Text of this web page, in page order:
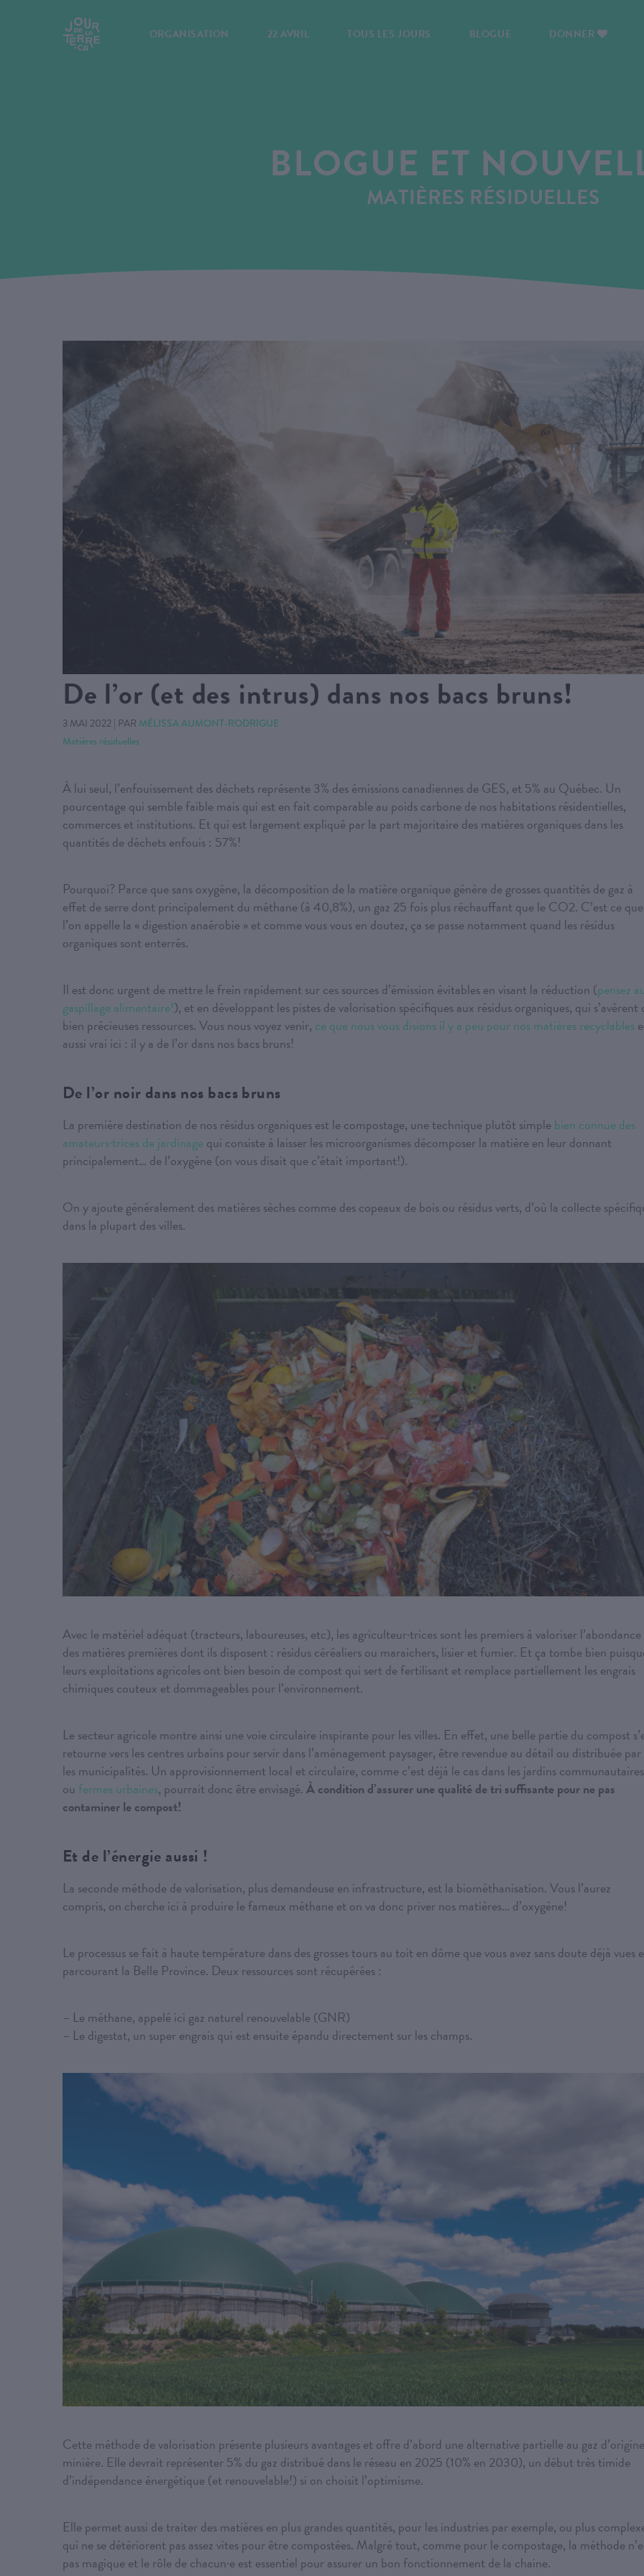
ORGANISATION 22 AVRIL TOUS LES JOURS BLOGUE DONNER
BLOGUE ET
MATIÈRES RÉSIDUELLES
De l’or (et des intrus) dans nos bacs bruns!
3 MAI 2022 | PAR MÉLISSA AUMONT-RODRIGUE
Matières résiduelles
À lui seul, l’enfouissement des déchets représente 3% des émissions canadiennes de GES, et 5% au Québec. Un
pourcentage qui semble faible mais qui est en fait comparable au poids carbone de nos habitations résidentielles,
commerces et institutions. Et qui est largement expliqué par la part majoritaire des matières organiques dans les
quantités de déchets enfouis : 57%!
Pourquoi? Parce que sans oxygène, la décomposition de la matière organique génère de grosses quantités de gaz à
effet de serre dont principalement du méthane (à 40,8%), un gaz 25 fois plus réchauffant que le CO2. C’est ce que
l’on appelle la « digestion anaérobie » et comme vous vous en doutez, ça se passe notamment quand les résidus
organiques sont enterrés.
Il est donc urgent de mettre le frein rapidement sur ces sources d’émission évitables en visant la réduction (pensez
gaspillage alimentaire!), et en développant les pistes de valorisation spécifiques aux résidus organiques, qui s’avèrent
bien précieuses ressources. Vous nous voyez venir, ce que nous vous disions il y a peu pour nos matières recyclables
aussi vrai ici : il y a de l’or dans nos bacs bruns!
De l’or noir dans nos bacs bruns
La première destination de nos résidus organiques est le compostage, une technique plutôt simple bien connue des
amateurs·trices de jardinagequi consiste à laisser les microorganismes décomposer la matière en leur donnant
principalement… de l’oxygène (on vous disait que c’était important!).
On y ajoute généralement des matières sèches comme des copeaux de bois ou résidus verts, d’où la collecte
dans la plupart des villes.
Avec le matériel adéquat (tracteurs, laboureuses, etc), les agriculteur·trices sont les premiers à valoriser l’abondance
des matières premières dont ils disposent : résidus céréaliers ou maraichers, lisier et fumier. Et ça tombe bien
leurs exploitations agricoles ont bien besoin de compost qui sert de fertilisant et remplace partiellement les engrais
chimiques couteux et dommageables pour l’environnement.
Le secteur agricole montre ainsi une voie circulaire inspirante pour les villes. En effet, une belle partie du compost
retourne vers les centres urbains pour servir dans l’aménagement paysager, être revendue au détail ou distribuée par
les municipalités. Un approvisionnement local et circulaire, comme c’est déjà le cas dans les jardins communautaires
ou fermes urbaines, pourrait donc être envisagé.À condition d’assurer une qualité de tri suffisante pour ne pas
contaminer le compost!
Et de l’énergie aussi !
La seconde méthode de valorisation, plus demandeuse en infrastructure, est la biométhanisation. Vous l’aurez
compris, on cherche ici à produire le fameux méthane et on va donc priver nos matières… d’oxygène!
Le processus se fait à haute température dans des grosses tours au toit en dôme que vous avez sans doute déjà vues
parcourant la Belle Province. Deux ressources sont récupérées :
– Le méthane, appelé ici gaz naturel renouvelable (GNR)
– Le digestat, un super engrais qui est ensuite épandu directement sur les champs.
Cette méthode de valorisation présente plusieurs avantages et offre d’abord une alternative partielle au gaz d’origine
minière. Elle devrait représenter 5% du gaz distribué dans le réseau en 2025 (10% en 2030), un début très timide
d’indépendance énergétique (et renouvelable!) si on choisit l’optimisme.
Elle permet aussi de traiter des matières en plus grandes quantités, pour les industries par exemple, ou plus
qui ne se détériorent pas assez vites pour être compostées. Malgré tout, comme pour le compostage, la méthode
pas magique et le rôle de chacun·e est essentiel pour assurer un bon fonctionnement de la chaine.